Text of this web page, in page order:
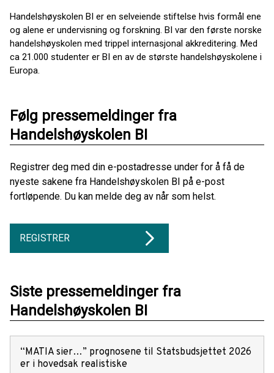
Handelshøyskolen BI er en selveiende stiftelse hvis formål ene
og alene er undervisning og forskning. BI var den første norske
handelshøyskolen med trippel internasjonal akkreditering. Med
ca 21.000 studenter er BI en av de største handelshøyskolene i
Europa.
Følg pressemeldinger fra
Handelshøyskolen BI
Registrer deg med din e-postadresse under for å få de
nyeste sakene fra Handelshøyskolen BI på e-post
fortløpende. Du kan melde deg av når som helst.
REGISTRER
Siste pressemeldinger fra
Handelshøyskolen BI
“MATIA sier…” prognosene til Statsbudsjettet 2026
er i hovedsak realistiske